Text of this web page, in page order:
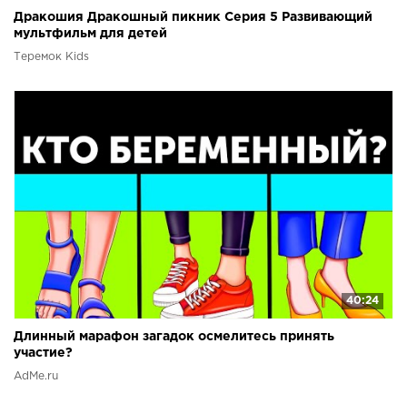
Дракошия Дракошный пикник Серия 5 Развивающий
мультфильм для детей
Теремок Kids
40:24
Длинный марафон загадок осмелитесь принять
участие?
AdMe.ru